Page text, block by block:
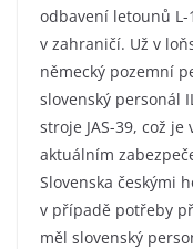
odbavení letounů L-
v zahraničí. Už v
německý pozemní
slovenský personál
stroje JAS-39, což
aktuálním
Slovenska českými
v případě potřeby
měl slovenský